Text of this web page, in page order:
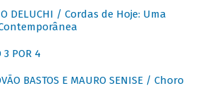
DELUCHI / Cordas de Hoje: Uma
3 POR 4
BASTOS E MAURO SENISE / Choro